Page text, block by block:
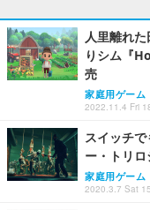
人里離れ
りシム『
売
家庭用ゲーム
2022.11.4 Fri
スイッチ
ー・トリ
家庭用ゲーム
2020.3.7 Sat